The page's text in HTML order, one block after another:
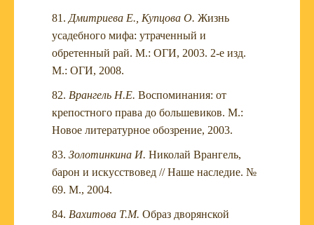
Дмитриева Е., Купцова О. Жизнь
усадебного мифа: утраченный и
обретенный рай. М.: ОГИ, 2003. 2-е изд.
М.: ОГИ, 2008.
Врангель Н.Е. Воспоминания: от
крепостного права до большевиков. М.:
Новое литературное обозрение, 2003.
Золотинкина И. Николай Врангель,
барон и искусствовед // Наше наследие. №
69. М., 2004.
Вахитова Т.М. Образ дворянской